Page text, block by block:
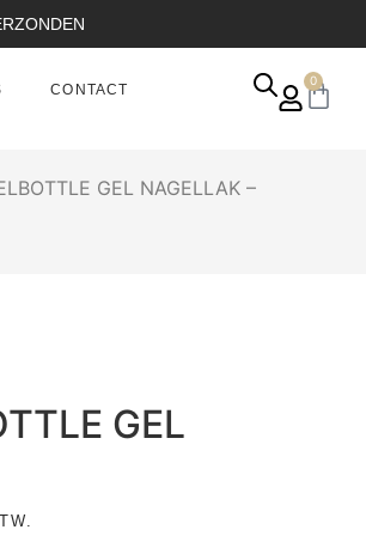
CONTACT
0
GEL NAGELLAK –
GEL